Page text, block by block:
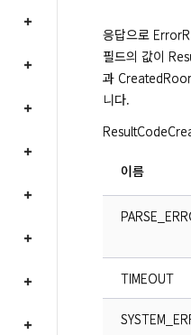
응답으로
필드의 값이
과
니다.
이름
TIMEOUT